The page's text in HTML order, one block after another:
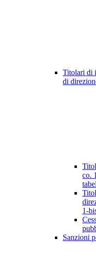
Titolari di
di
co.
1-
Sanzioni